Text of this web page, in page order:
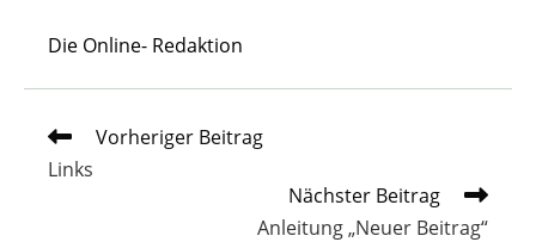
Die Online- Redaktion
Weitere
Artikel
ansehen
Vorheriger Beitrag
Links
Nächster Beitrag
Anleitung „Neuer Beitrag“